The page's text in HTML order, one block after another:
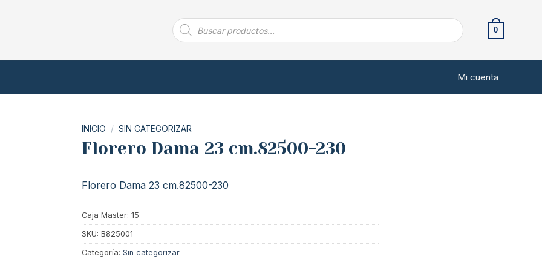
Búsqueda
de
productos
0
Mi cuenta
INICIO / SIN CATEGORIZAR
Florero Dama 23 cm.82500-230
Florero Dama 23 cm.82500-230
Caja Master: 15
SKU: B825001
Categoría: Sin categorizar